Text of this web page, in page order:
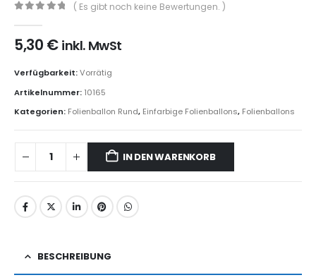
( Es gibt noch keine Bewertungen. )
5,30 € inkl. MwSt
Verfügbarkeit:Vorrätig
Artikelnummer: 10165
Kategorien: Folienballon Rund, Einfarbige Folienballons, Folienballons
IN DEN WARENKORB
BESCHREIBUNG